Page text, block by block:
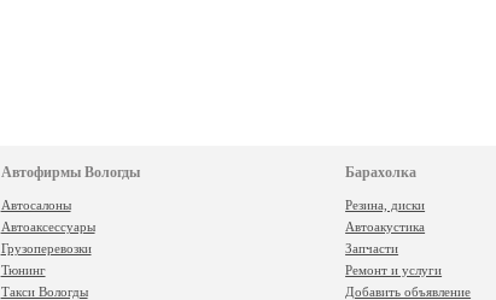
Автофирмы Вологды
Автосалоны
Автоаксессуары
Грузоперевозки
Тюнинг
Такси Вологды
Барахолка
Резина, диски
Автоакустика
Запчасти
Ремонт и услуги
Добавить объявление